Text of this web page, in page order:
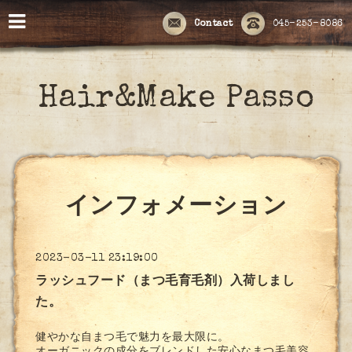
045-253-8086
Contact
Hair&Make Passo
インフォメーション
2023-03-11 23:19:00
ラッシュフード（まつ毛育毛剤）入荷しまし
た。
健やかな自まつ毛で魅力を最大限に。